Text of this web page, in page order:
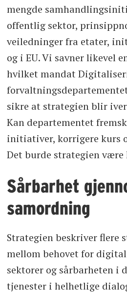
mengde
offentlig sektor,
veiledninger fra etater,
og i EU. Vi savner likevel
hvilket mandat
sikre at strategien blir
Kan departementet
initiativer, korrigere kurs
Det burde strategien være
Sårbarhet
samordning
Strategien beskriver flere
mellom behovet for
sektorer og sårbarheten i
tjenester i helhetlige